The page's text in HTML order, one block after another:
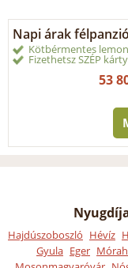
Napi árak
Kötbérmentes
Fizethetsz SZÉP
53
Hajdúszoboszló Hévíz
Gyula Eger